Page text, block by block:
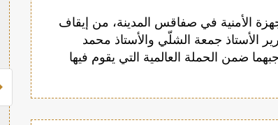
الأمنية في صفاقس المدينة، من إيقاف
الأستاذ جمعة الشلّي والأستاذ محمد
ضمن الحملة العالمية التي يقوم فيها